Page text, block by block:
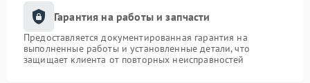
Гарантия на работы и запчасти
Предоставляется документированная гарантия на
выполненные работы и установленные детали, что
защищает клиента от повторных неисправностей